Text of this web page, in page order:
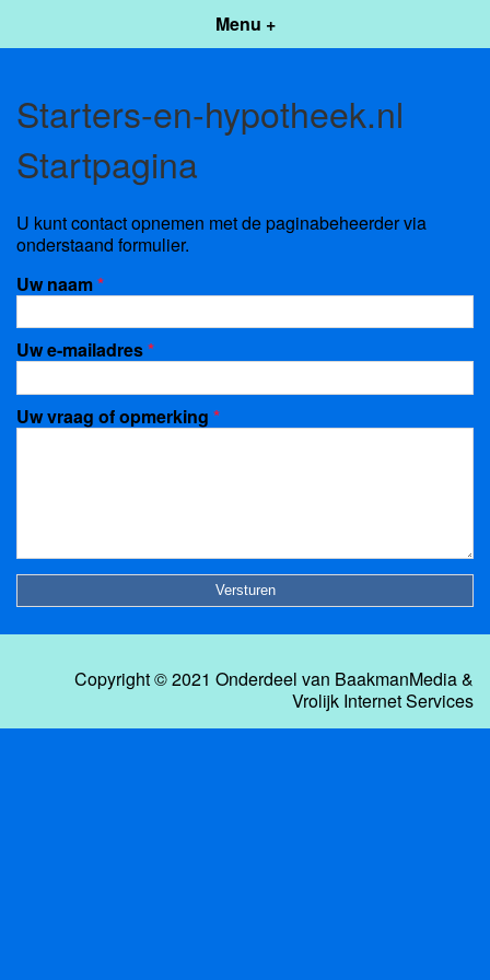
Menu +
Starters-en-hypotheek.nl
Startpagina
U kunt contact opnemen met de paginabeheerder via
onderstaand formulier.
Uw naam*
Uw e-mailadres*
Uw vraag of opmerking *
Copyright © 2021 Onderdeel van BaakmanMedia&
Vrolijk Internet Services